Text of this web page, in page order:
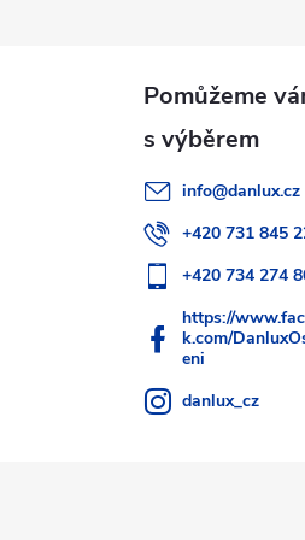
info@danlux.cz
+420 731 845
+420 734 274
https://
k.com/
eni
danlux_cz